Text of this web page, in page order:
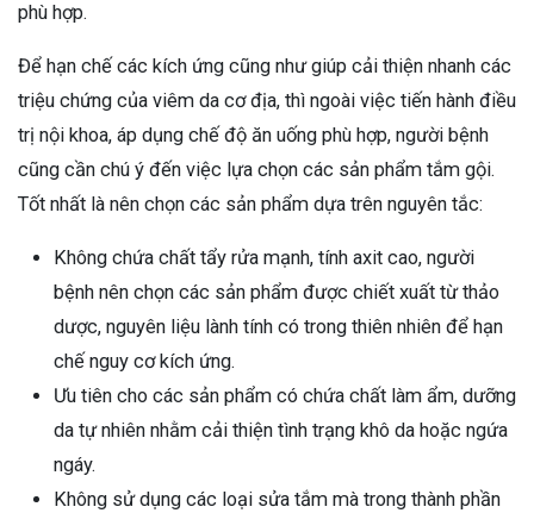
phù hợp.
Để hạn chế các kích ứng cũng như giúp cải thiện nhanh các
triệu chứng của viêm da cơ địa, thì ngoài việc tiến hành điều
trị nội khoa, áp dụng chế độ ăn uống phù hợp, người bệnh
cũng cần chú ý đến việc lựa chọn các sản phẩm tắm gội.
Tốt nhất là nên chọn các sản phẩm dựa trên nguyên tắc:
Không chứa chất tẩy rửa mạnh, tính axit cao, người
bệnh nên chọn các sản phẩm được chiết xuất từ thảo
dược, nguyên liệu lành tính có trong thiên nhiên để hạn
chế nguy cơ kích ứng.
Ưu tiên cho các sản phẩm có chứa chất làm ẩm, dưỡng
da tự nhiên nhằm cải thiện tình trạng khô da hoặc ngứa
ngáy.
Không sử dụng các loại sửa tắm mà trong thành phần